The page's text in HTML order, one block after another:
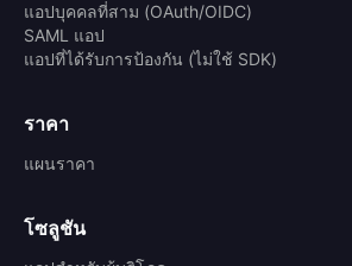
แอปบุคคลที่สาม (OAuth/OIDC)
SAML แอป
แอปที่ได้รับการป้องกัน (ไม่ใช้ SDK)
ราคา
แผนราคา
โซลูชัน